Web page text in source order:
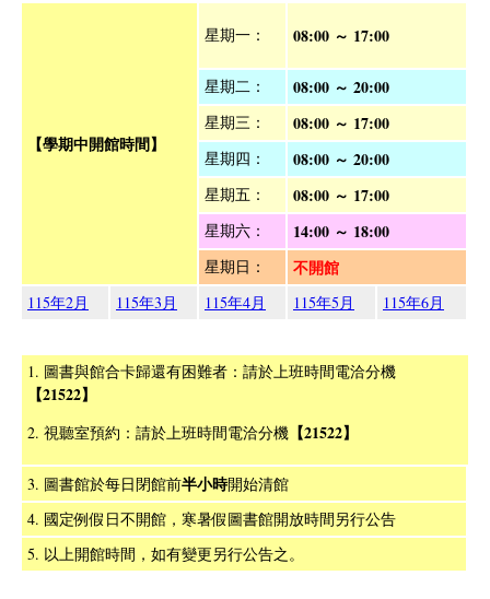
【學期中開館時間】
星期一： 08:00 ～ 17:00
星期二： 08:00 ～ 20:00
星期三： 08:00 ～ 17:00
星期四： 08:00 ～ 20:00
星期五： 08:00 ～ 17:00
星期六： 14:00 ～ 18:00
星期日： 不開館
115年2月 115年3月 115年4月 115年5月 115年6月
1. 圖書與館合卡歸還有困難者：請於上班時間電洽分機
【21522】
2. 視聽室預約：請於上班時間電洽分機 【21522】
3. 圖書館於每日閉館前半小時開始清館
4. 國定例假日不開館，寒暑假圖書館開放時間另行公告
5. 以上開館時間，如有變更另行公告之。